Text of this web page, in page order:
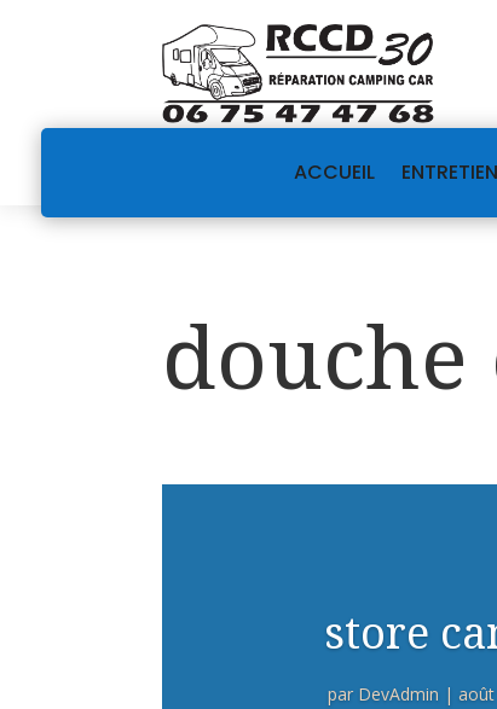
ACCUEIL
store
par DevAdmin | août